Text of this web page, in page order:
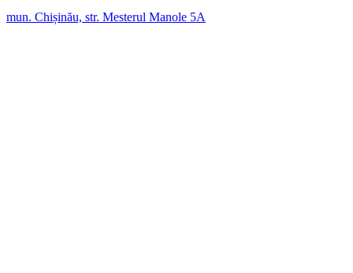
mun. Chișinău, str. Mesterul Manole 5A